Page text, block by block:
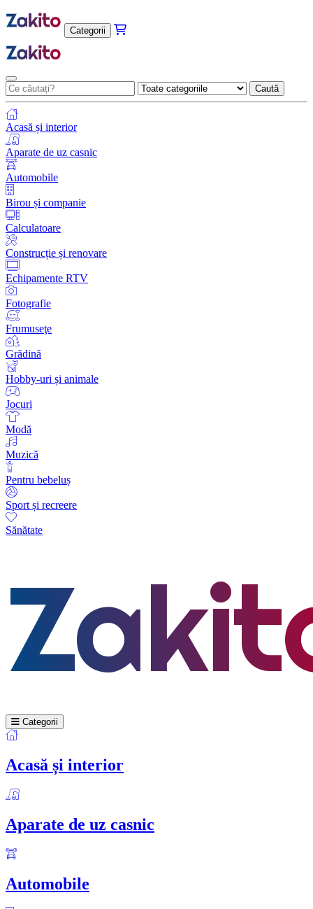
Categorii
Caută
Acasă și interior
Aparate de uz casnic
Automobile
Birou și companie
Calculatoare
Construcție și renovare
Echipamente RTV
Fotografie
Frumuseţe
Grădină
Hobby-uri și animale
Jocuri
Modă
Muzică
Pentru bebeluș
Sport și recreere
Sănătate
Categorii
Acasă și interior
Aparate de uz casnic
Automobile